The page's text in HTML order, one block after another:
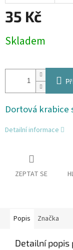
35 Kč
cena:
Skladem
Dortová krabice
Detailní informace
ZEPTAT SE
Popis Značka
Detailní popis